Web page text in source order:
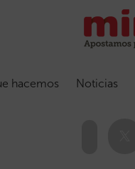
hacemos Noticias